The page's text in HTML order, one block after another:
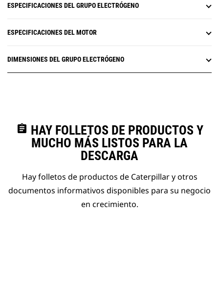
ESPECIFICACIONES DEL GRUPO ELECTRÓGENO
ESPECIFICACIONES DEL MOTOR
DIMENSIONES DEL GRUPO ELECTRÓGENO
assignment HAY FOLLETOS DE PRODUCTOS Y
MUCHO MÁS LISTOS PARA LA
DESCARGA
Hay folletos de productos de Caterpillar y otros
documentos informativos disponibles para su negocio
en crecimiento.